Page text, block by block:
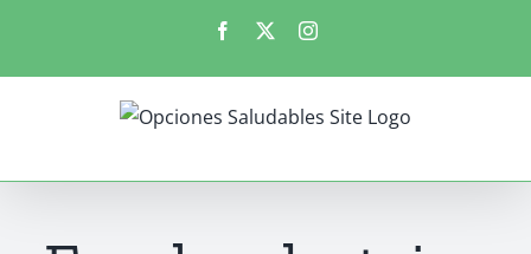
contenido
Facebook Instagram